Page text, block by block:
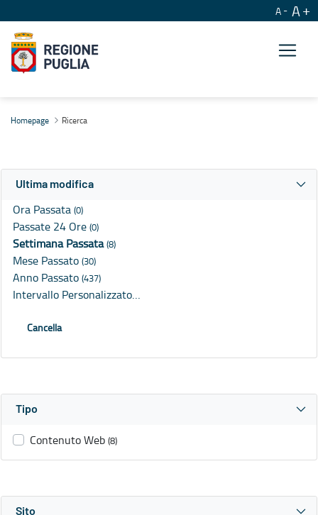
A A
Homepage Ricerca
Ultima modifica
Ora Passata (0)
Passate 24 Ore (0)
Settimana Passata(8)
Mese Passato (30)
Anno Passato (437)
Intervallo Personalizzato…
Cancella
Tipo
Contenuto Web (8)
Sito